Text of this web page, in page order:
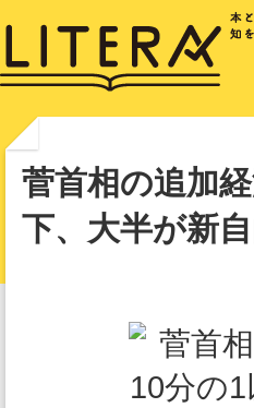
菅首相の追加
下、大半が新